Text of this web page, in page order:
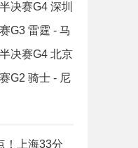
决赛G4 深圳
G3 雷霆 - 马
决赛G4 北京
G2 骑士 - 尼
！上海33分